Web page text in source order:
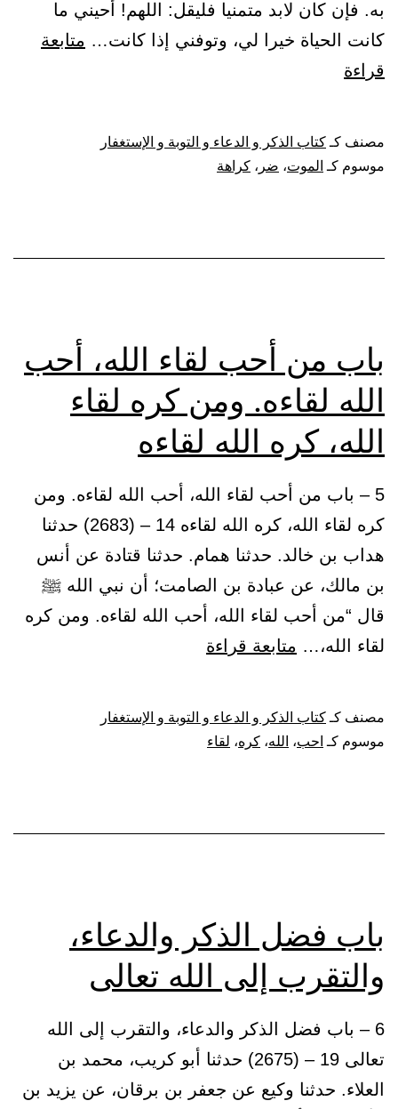
به. فإن كان لابد متمنيا فليقل: اللهم! أحيني ما
كانت الحياة خيرا لي، وتوفني إذا كانت… متابعة
قراءة
الموت،
مصنف كـ كتاب الذكر و الدعاء و التوبة و الإستغفار
موسوم كـ الموت، ضر ، كراهة
باب من أحب لقاء الله، أحب
الله لقاءه. ومن كره لقاء
الله، كره الله لقاءه
5 – باب من أحب لقاء الله، أحب الله لقاءه. ومن
كره لقاء الله، كره الله لقاءه 14 – (2683) حدثنا
هداب بن خالد. حدثنا همام. حدثنا قتادة عن أنس
بن مالك، عن عبادة بن الصامت؛ أن نبي الله ﷺ
قال “من أحب لقاء الله، أحب الله لقاءه. ومن كره
لقاء الله،… متابعة قراءة
لقاء
الله،
الله
لقاءه
مصنف كـ كتاب الذكر و الدعاء و التوبة و الإستغفار
موسوم كـ احب، الله، كره، لقاء
باب فضل الذكر والدعاء،
والتقرب إلى الله تعالى
6 – باب فضل الذكر والدعاء، والتقرب إلى الله
تعالى 19 – (2675) حدثنا أبو كريب، محمد بن
العلاء. حدثنا وكيع عن جعفر بن برقان، عن يزيد بن